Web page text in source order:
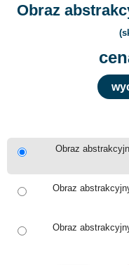
Obraz
Obraz
Obraz
Obraz